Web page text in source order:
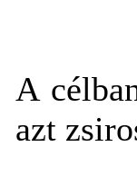
A
azt